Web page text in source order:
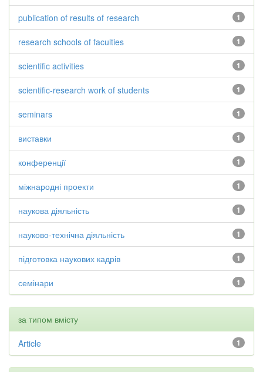
1
publication of results of research
1
research schools of faculties
1
scientific activities
1
scientific-research work of students
1
seminars
1
виставки
1
конференції
1
міжнародні проекти
1
наукова діяльність
1
науково-технічна діяльність
1
підготовка наукових кадрів
1
семінари
за типом вмісту
1
Article